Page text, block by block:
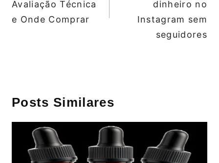
Avaliação Técnica
e Onde Comprar
dinheiro no
Instagram sem
seguidores
Posts Similares